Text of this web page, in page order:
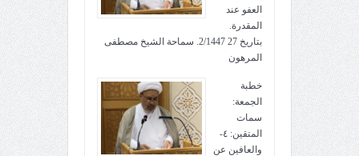
العفو عند
المقدرة.
بتاريخ 27 2/1447. سماحة الشيخ مصطفى
المرهون
خطبة
الجمعة:
سمات
المتقين: ٤-
والعافين عن